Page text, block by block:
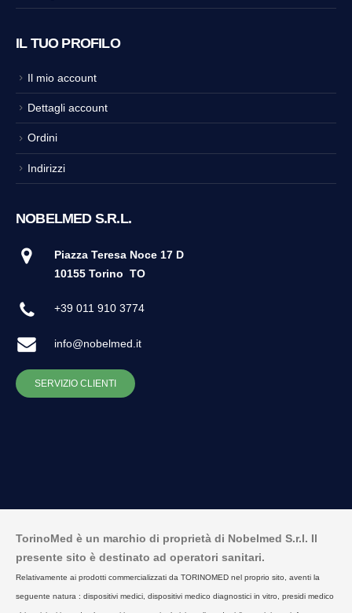
IL TUO PROFILO
Il mio account
Dettagli account
Ordini
Indirizzi
NOBELMED S.R.L.
Piazza Teresa Noce 17 D
10155 Torino TO
+39 011 910 3774
info@nobelmed.it
SERVIZIO CLIENTI
TorinoMed è un marchio di proprietà di Nobelmed S.r.l. Il
presente sito è destinato ad operatori sanitari.
Relativamente ai prodotti commercializzati da TORINOMED nel proprio sito, aventi la
seguente natura : dispositivi medici, dispositivi medico diagnostici in vitro, presidi medico